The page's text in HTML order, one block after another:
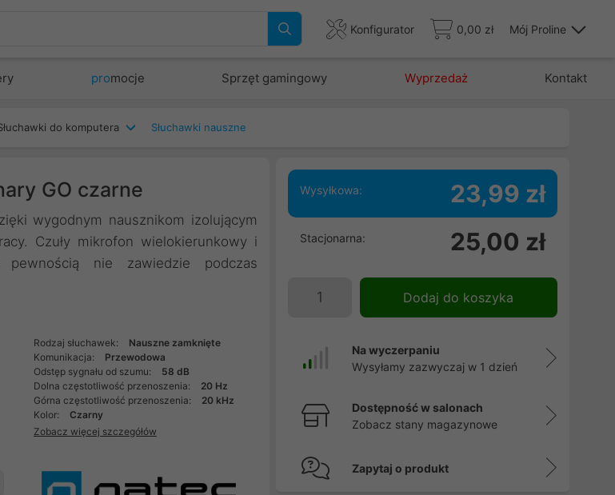
Konfigurator 0,00 zł Mój Proline
promocje Sprzęt gamingowy Wyprzedaż Kontakt
do komputera Słuchawki nauszne
GO czarne
wygodnym nausznikom izolującym
Czuły mikrofon wielokierunkowy i
nie zawiedzie podczas
Rodzaj słuchawek:
Nauszne zamknięte
Komunikacja:
Przewodowa
Odstęp sygnału od szumu:
58 dB
Dolna częstotliwość przenoszenia:
20 Hz
Górna częstotliwość przenoszenia:
20 kHz
Kolor:
Czarny
Zobacz więcej szczegółów
Wysyłkowa: 23,99 zł
Stacjonarna: 25,00 zł
Dodaj do koszyka
Na wyczerpaniu
Wysyłamy zazwyczaj w 1 dzień
Dostępność w salonach
Zobacz stany magazynowe
Zapytaj o produkt